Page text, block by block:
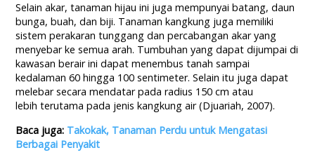
Selain akar, tanaman hijau ini juga mempunyai batang, daun
bunga, buah, dan biji. Tanaman kangkung juga memiliki
sistem perakaran tunggang dan percabangan akar yang
menyebar ke semua arah. Tumbuhan yang dapat dijumpai di
kawasan berair ini dapat menembus tanah sampai
kedalaman 60 hingga 100 sentimeter. Selain itu juga dapat
melebar secara mendatar pada radius 150 cm atau
lebih terutama pada jenis kangkung air (Djuariah, 2007).
Baca juga: Takokak, Tanaman Perdu untuk Mengatasi
Berbagai Penyakit